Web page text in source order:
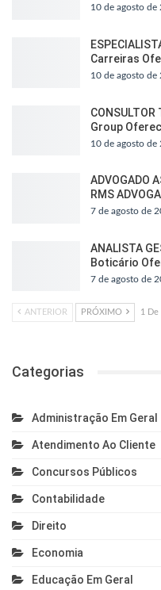
10 de agosto de
Carreiras
10 de agosto de
Group
10 de agosto de
ADVOGADO
RMS
7 de agosto de
ANALISTA
Boticário
7 de agosto de
ANTERIOR PRÓXIMO 1 De
Categorias
Administração Em Geral
Atendimento Ao Cliente
Concursos Públicos
Contabilidade
Direito
Economia
Educação Em Geral